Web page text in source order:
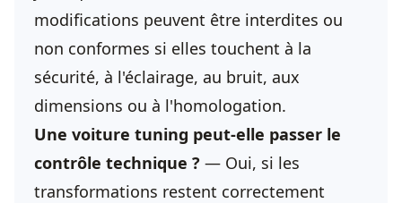
modifications peuvent être interdites ou
non conformes si elles touchent à la
sécurité, à l'éclairage, au bruit, aux
dimensions ou à l'homologation.
Une voiture tuning peut-elle passer le
contrôle technique ? — Oui, si les
transformations restent correctement